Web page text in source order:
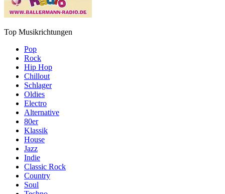
Top Musikrichtungen
Pop
Rock
Hip Hop
Chillout
Schlager
Oldies
Electro
Alternative
80er
Klassik
House
Jazz
Indie
Classic Rock
Country
Soul